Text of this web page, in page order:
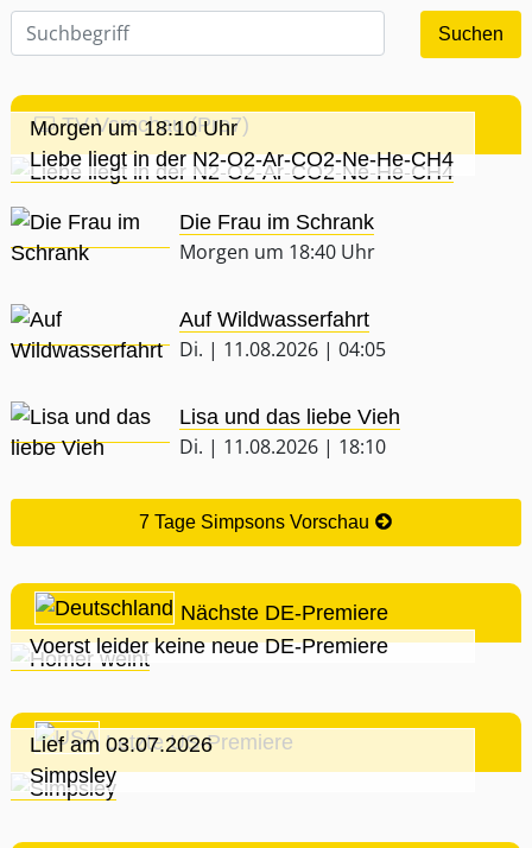
TV-Vorschau (Pro7)
Morgen um 18:10 Uhr
Liebe liegt in der N2-O2-Ar-CO2-Ne-He-CH4
Die Frau im Schrank
Morgen um 18:40 Uhr
Auf Wildwasserfahrt
Di. | 11.08.2026 | 04:05
Lisa und das liebe Vieh
Di. | 11.08.2026 | 18:10
7 Tage Simpsons Vorschau
Nächste DE-Premiere
Voerst leider keine neue DE-Premiere
Letzte US-Premiere
Lief am 03.07.2026
Simpsley